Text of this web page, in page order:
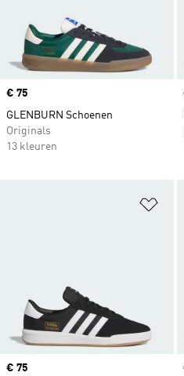
Price
€ 75
GLENBURN Schoenen
Originals
13 kleuren
Price
€ 75